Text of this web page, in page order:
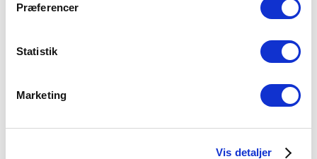
Præferencer
Statistik
Marketing
Vis detaljer
PIZZA DELIZIA
84.00 kr.